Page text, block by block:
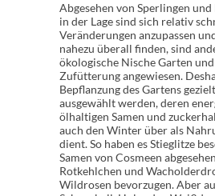
Abgesehen von Sperlingen und
in der Lage sind sich relativ
Veränderungen anzupassen
nahezu überall finden, sind
ökologische Nische Garten
Zufütterung angewiesen.
Bepflanzung des Gartens
ausgewählt werden, deren
ölhaltigen Samen und
auch den Winter über als
dient. So haben es Stieglitze
Samen von Cosmeen
Rotkehlchen und
Wildrosen bevorzugen. Aber